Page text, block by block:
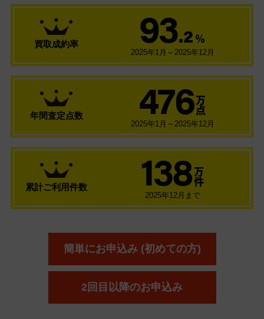
買取成約率 93.2 ％
2025年1月～2025年12月
年間査定点数 476 万
点
2025年1月～2025年12月
累計ご利用件数 138 万
件
2025年12月まで
簡単にお申込み (初めての方)
2回目以降のお申込み